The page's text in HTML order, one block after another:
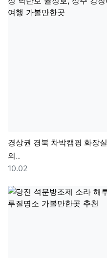
경상권 경북 차박캠핑 화장
의…
등록일
10.02